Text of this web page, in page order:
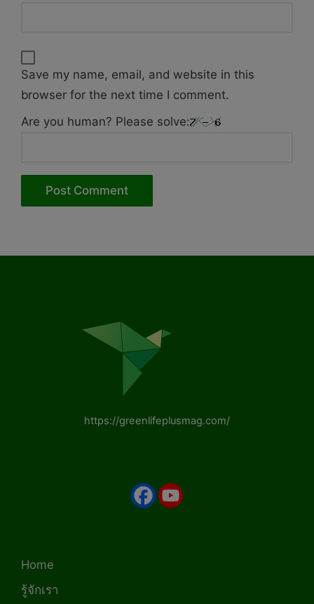
Save my name, email, and website in this
browser for the next time I comment.
Are you human? Please solve:
https://greenlifeplusmag.com/
Home
รู้จักเรา